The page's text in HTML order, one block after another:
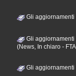
Gli
Gli aggiornamenti
(News, In chiaro -
Gli aggiornamenti